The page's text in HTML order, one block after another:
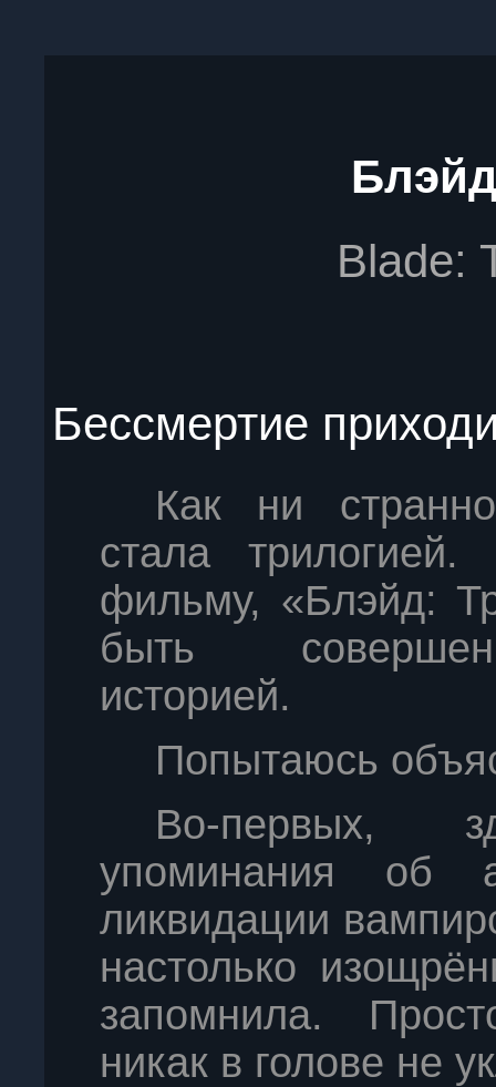
Blade:
Бессмертие
Как ни
стала
фильму, «Блэйд:
быть
историей.
Попытаюсь
Во-первых,
упоминания об
ликвидации
настолько
запомнила.
никак в голове не